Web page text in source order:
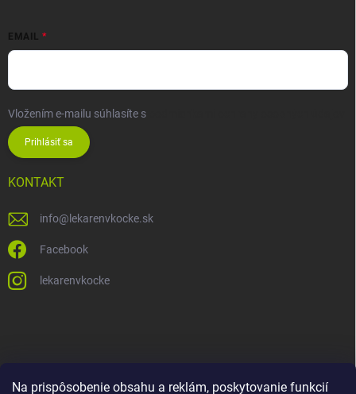
Na prispôsobenie obsahu a reklám, poskytovanie funkcií
EMAIL
Vložením e-mailu súhlasíte s
Prihlásiť sa
KONTAKT
info@ lekarenvkocke.sk
Facebook
lekarenvkocke